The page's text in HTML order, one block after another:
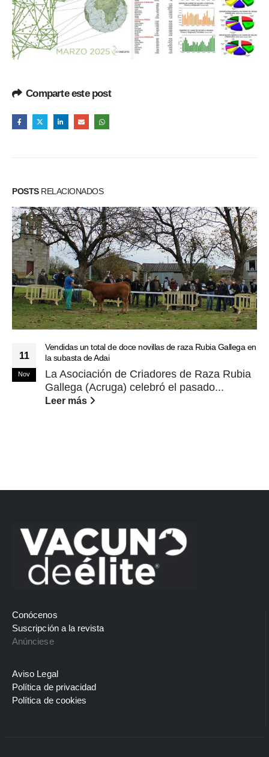
Comparte este post
POSTSRELACIONADOS
11
Nov
Vendidas un total de doce novillas de raza Rubia Gallega en
la subasta de Adai
La Asociación de Criadores de Raza Rubia
Gallega (Acruga) celebró el pasado...
Leer más
Conócenos
Suscripción a la revista
Anúnciese
Aviso Legal
Política de privacidad
Política de cookies